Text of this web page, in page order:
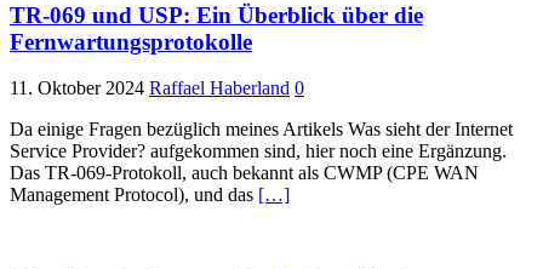
TR-069 und USP: Ein Überblick über die
Fernwartungsprotokolle
11. Oktober 2024 Raffael Haberland 0
Da einige Fragen bezüglich meines Artikels Was sieht der Internet
Service Provider? aufgekommen sind, hier noch eine Ergänzung.
Das TR-069-Protokoll, auch bekannt als CWMP (CPE WAN
Management Protocol), und das […]